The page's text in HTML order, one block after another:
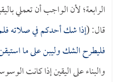
الرابعة؛ لأن الواجب أن تعملي
قال: (إذا شك أحدكم في صلاته
فليطرح الشك وليبن على ما
والبناء على اليقين إذا كانت